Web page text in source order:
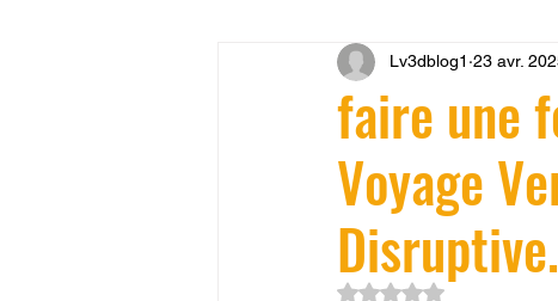
CONCESSION LV3D JEU
SCANNER 3D Formation à
filament 3D
faire une
Voyage
Disruptive.
Lv3dblog1 23 avr.
Noté NaN étoiles sur 5.